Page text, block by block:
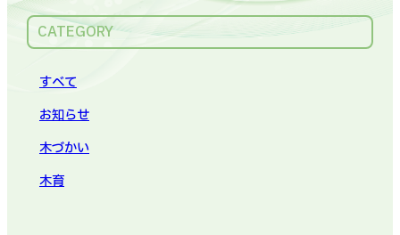
CATEGORY
すべて
お知らせ
木づかい
木育